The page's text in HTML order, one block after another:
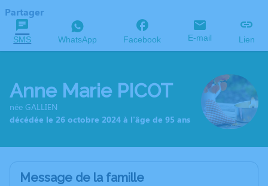
Partager
SMS WhatsApp Facebook E-mail Lien
Anne Marie PICOT
née GALLIEN
décédée le 26 octobre 2024 à l'âge de 95 ans
Message de la famille